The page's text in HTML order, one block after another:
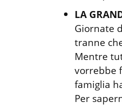
LA
Giornate
tranne
Mentre
vorrebbe
famiglia
Per